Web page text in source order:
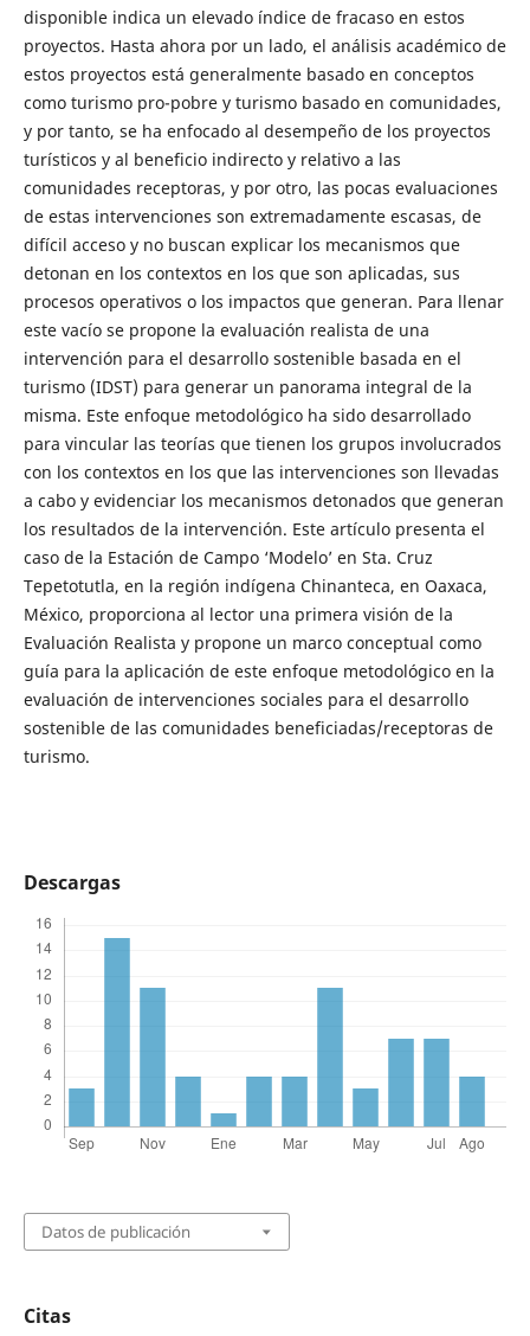
disponible indica un elevado índice de fracaso en estos
proyectos. Hasta ahora por un lado, el análisis académico de
estos proyectos está generalmente basado en conceptos
como turismo pro-pobre y turismo basado en comunidades,
y por tanto, se ha enfocado al desempeño de los proyectos
turísticos y al beneficio indirecto y relativo a las
comunidades receptoras, y por otro, las pocas evaluaciones
de estas intervenciones son extremadamente escasas, de
difícil acceso y no buscan explicar los mecanismos que
detonan en los contextos en los que son aplicadas, sus
procesos operativos o los impactos que generan. Para llenar
este vacío se propone la evaluación realista de una
intervención para el desarrollo sostenible basada en el
turismo (IDST) para generar un panorama integral de la
misma. Este enfoque metodológico ha sido desarrollado
para vincular las teorías que tienen los grupos involucrados
con los contextos en los que las intervenciones son llevadas
a cabo y evidenciar los mecanismos detonados que generan
los resultados de la intervención. Este artículo presenta el
caso de la Estación de Campo ‘Modelo’ en Sta. Cruz
Tepetotutla, en la región indígena Chinanteca, en Oaxaca,
México, proporciona al lector una primera visión de la
Evaluación Realista y propone un marco conceptual como
guía para la aplicación de este enfoque metodológico en la
evaluación de intervenciones sociales para el desarrollo
sostenible de las comunidades beneficiadas/receptoras de
turismo.
Descargas
Datos de publicación
Citas